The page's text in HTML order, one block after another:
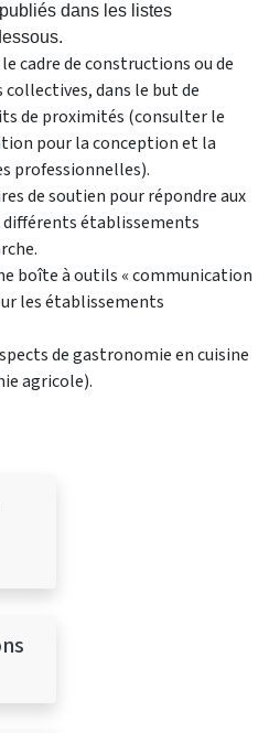
dans les listes
cadre de constructions ou de
dans le but de
de proximités (consulter le
pour la conception et la
professionnelles).
de soutien pour répondre aux
différents établissements
boîte à outils « communication
les établissements
de gastronomie en cuisine
agricole).